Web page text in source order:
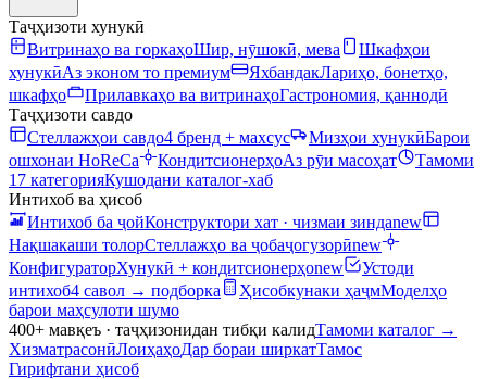
Таҷҳизоти хунукӣ
Витринаҳо ва горкаҳоШир, нӯшокӣ, мева
Шкафҳои
хунукӣАз эконом то премиум ЯхбандакЛариҳо, бонетҳо,
шкафҳо
Прилавкаҳо ва витринаҳоГастрономия, қаннодӣ
Таҷҳизоти савдо
Стеллажҳои савдо4 бренд + махсус Мизҳои хунукӣБарои
ошхонаи HoReCa
КондитсионерҳоАз рӯи масоҳат
Тамоми
17 категорияКушодани каталог-хаб
Интихоб ва ҳисоб
Интихоб ба ҷойКонструктори хат · чизмаи зиндаnew
Нақшакаши толорСтеллажҳо ва ҷобаҷогузорӣnew
КонфигураторХунукӣ + кондитсионерҳоnew
Устоди
интихоб4 савол → подборка Ҳисобкунаки ҳаҷмМоделҳо
барои маҳсулоти шумо
400+ мавқеъ · таҷҳизонидан тибқи калидТамоми каталог →
ХизматрасонӣЛоиҳаҳоДар бораи ширкатТамос
Гирифтани ҳисоб